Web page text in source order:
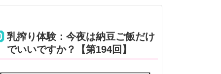
乳搾り体験：今夜は納豆ご飯だけ
でいいですか？【第194回】